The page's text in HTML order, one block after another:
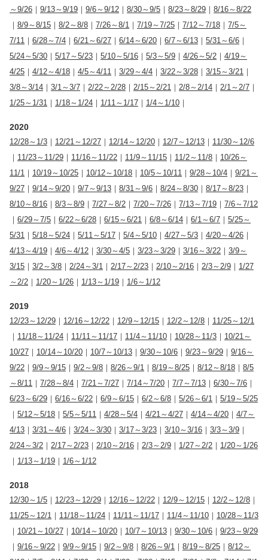
～9/26 ｜ 9/13～9/19 ｜ 9/6～9/12 ｜ 8/30～9/5 ｜ 8/23～8/29 ｜ 8/16～8/22
｜ 8/9～8/15 ｜ 8/2～8/8 ｜ 7/26～8/1 ｜ 7/19～7/25 ｜ 7/12～7/18 ｜ 7/5～
7/11 ｜ 6/28～7/4 ｜ 6/21～6/27 ｜ 6/14～6/20 ｜ 6/7～6/13 ｜ 5/31～6/6 ｜
5/24～5/30 ｜ 5/17～5/23 ｜ 5/10～5/16 ｜ 5/3～5/9 ｜ 4/26～5/2 ｜ 4/19～
4/25 ｜ 4/12～4/18 ｜ 4/5～4/11 ｜ 3/29～4/4 ｜ 3/22～3/28 ｜ 3/15～3/21 ｜
3/8～3/14 ｜ 3/1～3/7 ｜ 2/22～2/28 ｜ 2/15～2/21 ｜ 2/8～2/14 ｜ 2/1～2/7 ｜
1/25～1/31 ｜ 1/18～1/24 ｜ 1/11～1/17 ｜ 1/4～1/10 ｜
2020
12/28～1/3 ｜ 12/21～12/27 ｜ 12/14～12/20 ｜ 12/7～12/13 ｜ 11/30～12/6
｜ 11/23～11/29 ｜ 11/16～11/22 ｜ 11/9～11/15 ｜ 11/2～11/8 ｜ 10/26～
11/1 ｜ 10/19～10/25 ｜ 10/12～10/18 ｜ 10/5～10/11 ｜ 9/28～10/4 ｜ 9/21～
9/27 ｜ 9/14～9/20 ｜ 9/7～9/13 ｜ 8/31～9/6 ｜ 8/24～8/30 ｜ 8/17～8/23 ｜
8/10～8/16 ｜ 8/3～8/9 ｜ 7/27～8/2 ｜ 7/20～7/26 ｜ 7/13～7/19 ｜ 7/6～7/12
｜ 6/29～7/5 ｜ 6/22～6/28 ｜ 6/15～6/21 ｜ 6/8～6/14 ｜ 6/1～6/7 ｜ 5/25～
5/31 ｜ 5/18～5/24 ｜ 5/11～5/17 ｜ 5/4～5/10 ｜ 4/27～5/3 ｜ 4/20～4/26 ｜
4/13～4/19 ｜ 4/6～4/12 ｜ 3/30～4/5 ｜ 3/23～3/29 ｜ 3/16～3/22 ｜ 3/9～
3/15 ｜ 3/2～3/8 ｜ 2/24～3/1 ｜ 2/17～2/23 ｜ 2/10～2/16 ｜ 2/3～2/9 ｜ 1/27
～2/2 ｜ 1/20～1/26 ｜ 1/13～1/19 ｜ 1/6～1/12
2019
12/23～12/29 ｜ 12/16～12/22 ｜ 12/9～12/15 ｜ 12/2～12/8 ｜ 11/25～12/1
｜ 11/18～11/24 ｜ 11/11～11/17 ｜ 11/4～11/10 ｜ 10/28～11/3 ｜ 10/21～
10/27 ｜ 10/14～10/20 ｜ 10/7～10/13 ｜ 9/30～10/6 ｜ 9/23～9/29 ｜ 9/16～
9/22 ｜ 9/9～9/15 ｜ 9/2～9/8 ｜ 8/26～9/1 ｜ 8/19～8/25 ｜ 8/12～8/18 ｜ 8/5
～8/11 ｜ 7/28～8/4 ｜ 7/21～7/27 ｜ 7/14～7/20 ｜ 7/7～7/13 ｜ 6/30～7/6 ｜
6/23～6/29 ｜ 6/16～6/22 ｜ 6/9～6/15 ｜ 6/2～6/8 ｜ 5/26～6/1 ｜ 5/19～5/25
｜ 5/12～5/18 ｜ 5/5～5/11 ｜ 4/28～5/4 ｜ 4/21～4/27 ｜ 4/14～4/20 ｜ 4/7～
4/13 ｜ 3/31～4/6 ｜ 3/24～3/30 ｜ 3/17～3/23 ｜ 3/10～3/16 ｜ 3/3～3/9 ｜
2/24～3/2 ｜ 2/17～2/23 ｜ 2/10～2/16 ｜ 2/3～2/9 ｜ 1/27～2/2 ｜ 1/20～1/26
｜ 1/13～1/19 ｜ 1/6～1/12
2018
12/30～1/5 ｜ 12/23～12/29 ｜ 12/16～12/22 ｜ 12/9～12/15 ｜ 12/2～12/8 ｜
11/25～12/1 ｜ 11/18～11/24 ｜ 11/11～11/17 ｜ 11/4～11/10 ｜ 10/28～11/3
｜ 10/21～10/27 ｜ 10/14～10/20 ｜ 10/7～10/13 ｜ 9/30～10/6 ｜ 9/23～9/29
｜ 9/16～9/22 ｜ 9/9～9/15 ｜ 9/2～9/8 ｜ 8/26～9/1 ｜ 8/19～8/25 ｜ 8/12～